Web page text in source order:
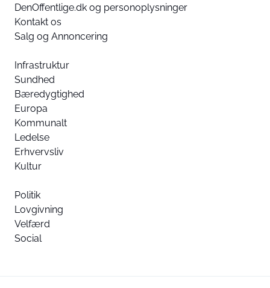
DenOffentlige.dk og personoplysninger
Kontakt os
Salg og Annoncering
Infrastruktur
Sundhed
Bæredygtighed
Europa
Kommunalt
Ledelse
Erhvervsliv
Kultur
Politik
Lovgivning
Velfærd
Social